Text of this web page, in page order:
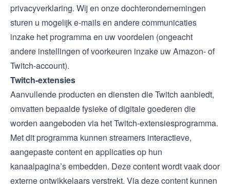
privacyverklaring. Wij en onze dochterondernemingen
sturen u mogelijk e-mails en andere communicaties
inzake het programma en uw voordelen (ongeacht
andere instellingen of voorkeuren inzake uw Amazon- of
Twitch-account).
Twitch-extensies
Aanvullende producten en diensten die Twitch aanbiedt,
omvatten bepaalde fysieke of digitale goederen die
worden aangeboden via hetTwitch-extensiesprogramma.
Met dit programma kunnen streamers interactieve,
aangepaste content en applicaties op hun
kanaalpagina’s embedden. Deze content wordt vaak door
externe ontwikkelaars verstrekt. Via deze content kunnen